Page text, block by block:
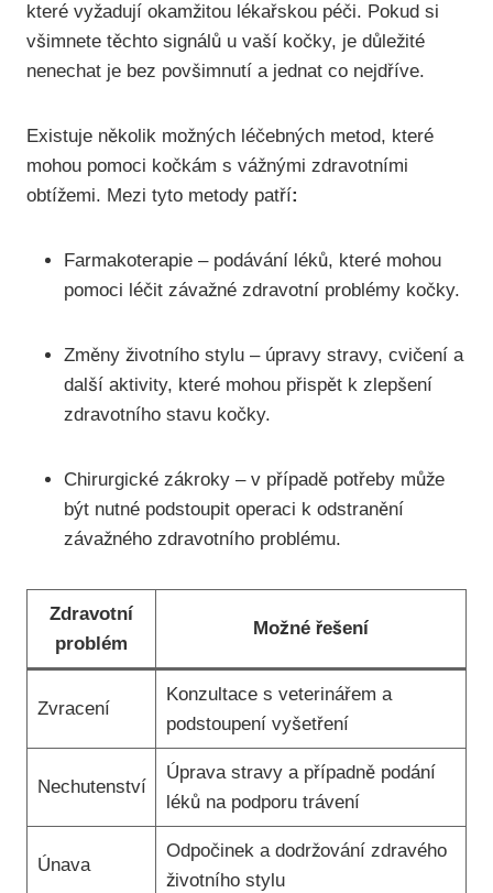
které vyžadují okamžitou lékařskou péči. Pokud si
všimnete těchto signálů u vaší kočky, je důležité
nenechat je bez povšimnutí a jednat co nejdříve.
Existuje několik možných léčebných metod, které
mohou pomoci kočkám s vážnými zdravotními
obtížemi. Mezi tyto metody patří:
Farmakoterapie – podávání léků, které mohou
pomoci léčit závažné zdravotní problémy kočky.
Změny životního stylu – úpravy stravy, cvičení a
další aktivity, které mohou přispět k zlepšení
zdravotního stavu kočky.
Chirurgické zákroky – v případě potřeby může
být nutné podstoupit operaci k odstranění
závažného zdravotního problému.
Zdravotní
problém
Možné řešení
Zvracení
Konzultace s veterinářem a
podstoupení vyšetření
Nechutenství
Úprava stravy a případně podání
léků na podporu trávení
Únava
Odpočinek a dodržování zdravého
životního stylu